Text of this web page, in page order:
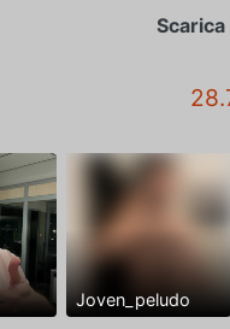
Joven_peludo